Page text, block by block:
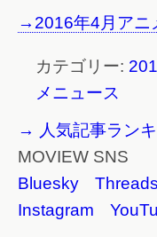
→2016年4月アニ
カテゴリー:
メニュース
→ 人気記事ラン
MOVIEW SNS
Bluesky
Threads
Instagram